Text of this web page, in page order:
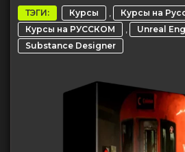
ТЭГИ: Курсы , Курсы на
Курсы на РУССКОМ , Unreal
Substance Designer